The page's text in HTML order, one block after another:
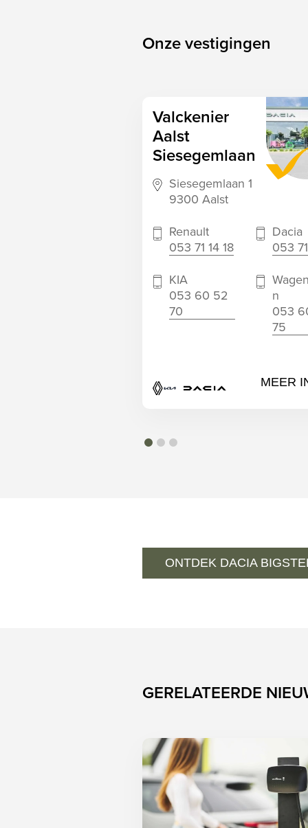
Onze vestigingen
Valckenier
Aalst
Siesegemlaan
Siesegemlaan 1
9300 Aalst
Renault
053 71 14 18
Dacia
053
KIA
053 60 52
70
n
053
75
Renault
KIA DaciaMEER
ONTDEK DACIA
GERELATEERDE